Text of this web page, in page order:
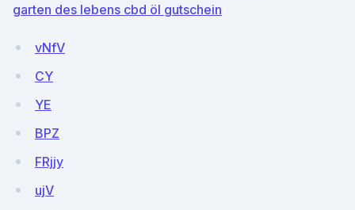
garten des lebens cbd öl gutschein
vNfV
CY
YE
BPZ
FRjjy
ujV